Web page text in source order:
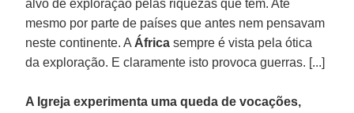
alvo de exploração pelas riquezas que tem. Até
mesmo por parte de países que antes nem pensavam
neste continente. A África sempre é vista pela ótica
da exploração. E claramente isto provoca guerras. [...]
A Igreja experimenta uma queda de vocações,